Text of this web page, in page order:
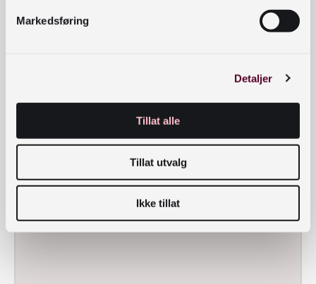
Markedsføring
Detaljer
Tillat alle
Tillat utvalg
Ikke tillat